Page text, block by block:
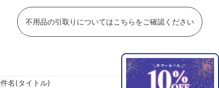
不用品の引取りについてはこちらをご確認ください
件名(タイトル)